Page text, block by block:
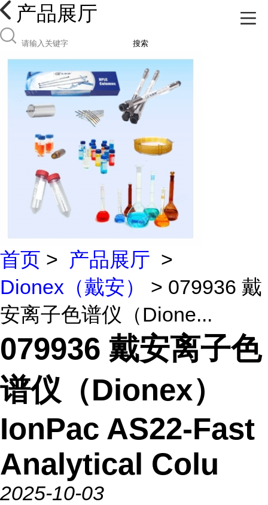
产品展厅
搜索
首页 > 产品展厅 >
Dionex（戴安）
> 079936 戴
安离子色谱仪（Dione...
079936 戴安离子色
谱仪（Dionex）
IonPac AS22-Fast
Analytical Colu
2025-10-03